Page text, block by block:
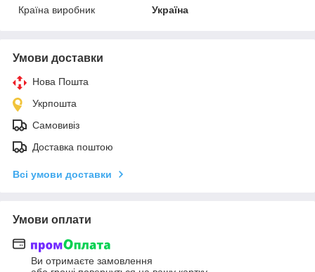
Країна виробник
Україна
Умови доставки
Нова Пошта
Укрпошта
Самовивіз
Доставка поштою
Всі умови доставки
Умови оплати
Ви отримаєте замовлення